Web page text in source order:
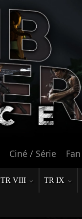
Ciné / Série Fan
TR VIII TR IX